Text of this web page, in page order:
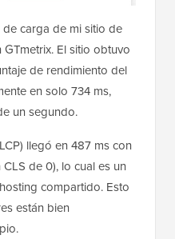
carga de mi sitio de
El sitio obtuvo
de rendimiento del
en solo 734 ms,
un segundo.
llegó en 487 ms con
de 0), lo cual es un
compartido. Esto
están bien